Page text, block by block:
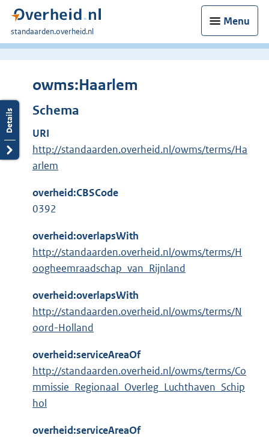
Menu
U
bent
standaarden.overheid.nl
owms:Haarlem
Schema
URI
http://standaarden.overheid.nl/owms/terms/Ha
arlem
overheid:CBSCode
0392
overheid:overlapsWith
http://standaarden.overheid.nl/owms/terms/H
oogheemraadschap_van_Rijnland
overheid:overlapsWith
http://standaarden.overheid.nl/owms/terms/N
oord-Holland
overheid:serviceAreaOf
http://standaarden.overheid.nl/owms/terms/Co
mmissie_Regionaal_Overleg_Luchthaven_Schip
hol
overheid:serviceAreaOf